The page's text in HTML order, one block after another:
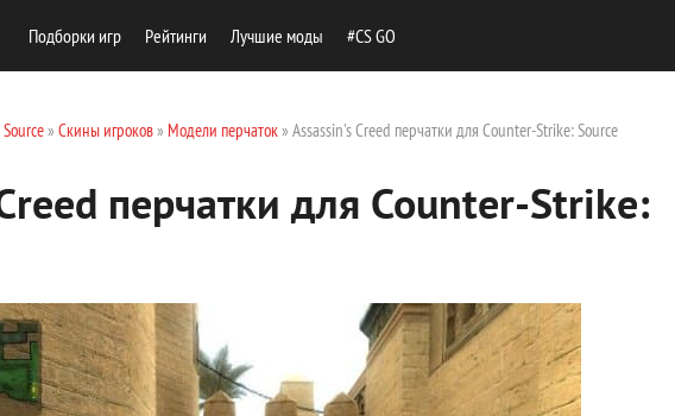
Подборки игр Рейтинги Лучшие моды #CS GO
» Скины игроков» Модели перчаток» Assassin's Creed перчатки для Counter-Strike: Source
перчатки для Counter-Strike: